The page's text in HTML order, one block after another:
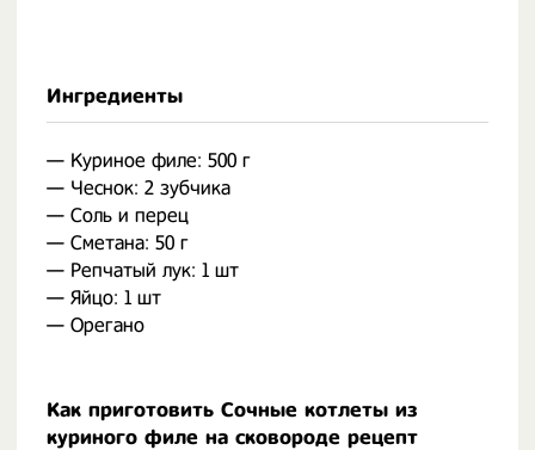
Ингредиенты
— Куриное филе: 500 г
— Чеснок: 2 зубчика
— Соль и перец
— Сметана: 50 г
— Репчатый лук: 1 шт
— Яйцо: 1 шт
— Орегано
Как приготовить Сочные котлеты из
куриного филе на сковороде рецепт